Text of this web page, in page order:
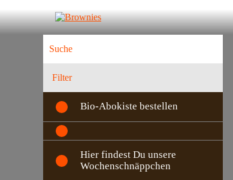
Filter
Bio-Abokiste bestellen
Hier findest Du unsere
Wochenschnäppchen